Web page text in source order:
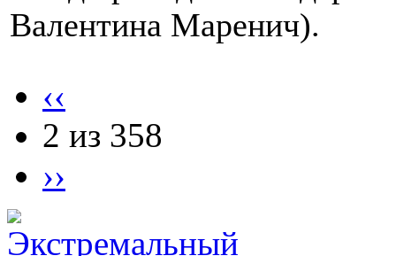
Валентина Маренич).
‹‹
2 из 358
››